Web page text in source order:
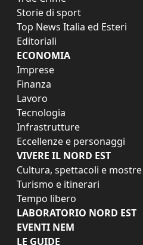
Storie di sport
Top News Italia ed Esteri
Editoriali
ECONOMIA
Imprese
Finanza
Lavoro
Tecnologia
Infrastrutture
Eccellenze e personaggi
VIVERE IL NORD EST
Cultura, spettacoli e mostre
Turismo e itinerari
Tempo libero
LABORATORIO NORD EST
EVENTI NEM
LE GUIDE